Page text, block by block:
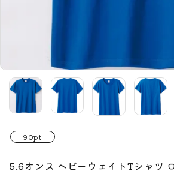
90pt
5.6オンス ヘビーウェイトTシャツ